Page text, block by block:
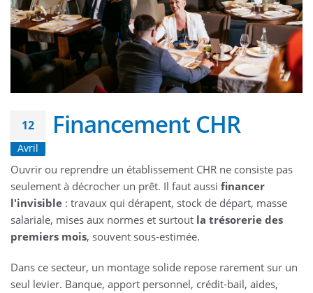
12
Avril
Financement CHR
Ouvrir ou reprendre un établissement CHR ne consiste pas
seulement à décrocher un prêt. Il faut aussi financer
l'invisible : travaux qui dérapent, stock de départ, masse
salariale, mises aux normes et surtout la trésorerie des
premiers mois, souvent sous-estimée.
Dans ce secteur, un montage solide repose rarement sur un
seul levier. Banque, apport personnel, crédit-bail, aides,